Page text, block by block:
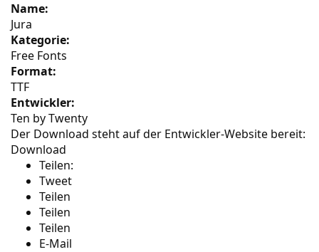
Name:
Jura
Kategorie:
Free Fonts
Format:
TTF
Entwickler:
Ten by Twenty
Der Download steht auf der Entwickler-Website bereit:
Download
Teilen:
Tweet
Teilen
Teilen
Teilen
E-Mail